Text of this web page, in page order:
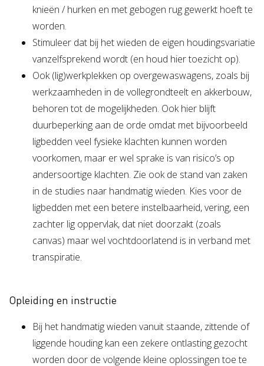
knieën / hurken en met gebogen rug gewerkt hoeft te
worden.
Stimuleer dat bij het wieden de eigen houdingsvariatie
vanzelfsprekend wordt (en houd hier toezicht op).
Ook (lig)werkplekken op overgewaswagens, zoals bij
werkzaamheden in de vollegrondteelt en akkerbouw,
behoren tot de mogelijkheden. Ook hier blijft
duurbeperking aan de orde omdat met bijvoorbeeld
ligbedden veel fysieke klachten kunnen worden
voorkomen, maar er wel sprake is van risico’s op
andersoortige klachten. Zie ook de stand van zaken
in de studies naar handmatig wieden. Kies voor de
ligbedden met een betere instelbaarheid, vering, een
zachter lig oppervlak, dat niet doorzakt (zoals
canvas) maar wel vochtdoorlatend is in verband met
transpiratie.
Opleiding en instructie
Bij het handmatig wieden vanuit staande, zittende of
liggende houding kan een zekere ontlasting gezocht
worden door de volgende kleine oplossingen toe te